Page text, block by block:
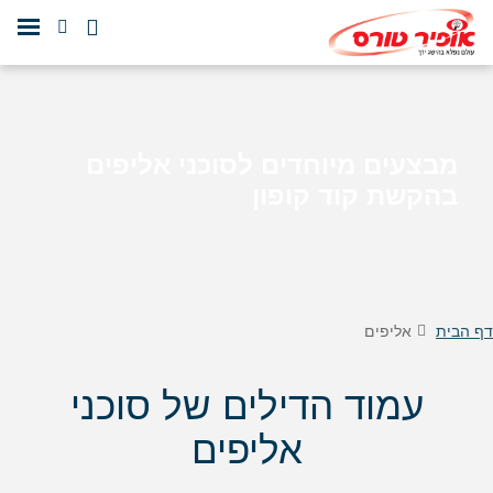
דף הבית אליפים
עמוד הדילים של סוכני
אליפים